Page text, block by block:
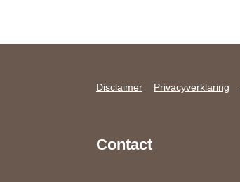
Disclaimer Privacyverklaring
Contact